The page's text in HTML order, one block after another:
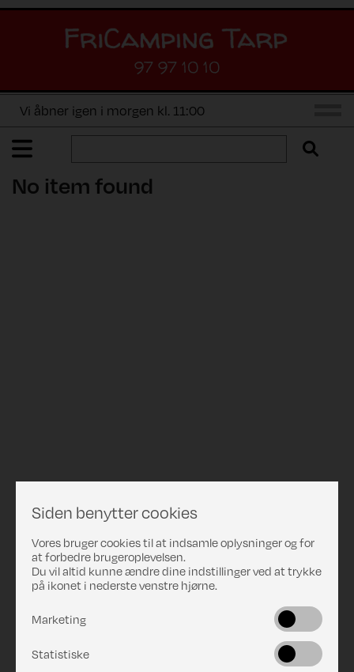
97 97 10 10
Vi åbner igen i morgen kl. 11:00
No item found
Siden benytter cookies
Vores bruger cookies til at indsamle oplysninger og for
at forbedre brugeroplevelsen.
Du vil altid kunne ændre dine indstillinger ved at trykke
på ikonet i nederste venstre hjørne.
Marketing
Statistiske